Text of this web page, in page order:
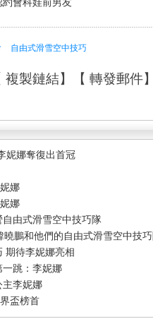
自由式滑雪空中技巧
複製鏈結】【 轉發郵件
妮娜奪復出首冠
娜
娜
由式滑雪空中技巧隊
鵬和他們的自由式滑雪空中技
期待李妮娜亮相
跳：李妮娜
主李妮娜
盃榜首